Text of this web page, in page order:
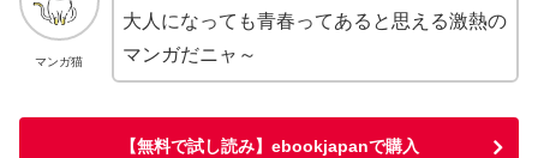
マンガ猫
大人になっても青春ってあると思える激熱の
マンガだニャ～
【無料で試し読み】ebookjapanで購入